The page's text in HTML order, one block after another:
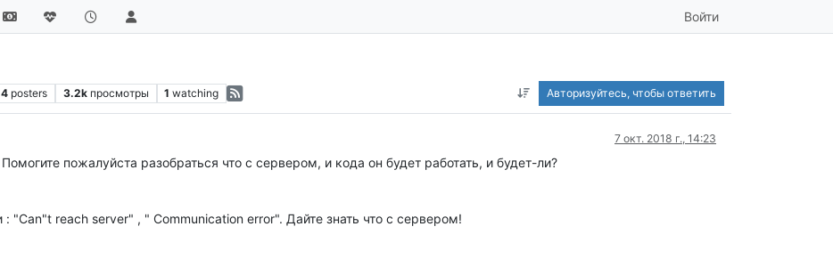
Войти
4 posters 3.2k просмотры 1 watching Авторизуйтесь, чтобы ответить
7 окт. 2018 г., 14:23
пожалуйста разобраться что с сервером, и кода он будет работать, и будет-ли?
"Can"t reach server" , " Communication error". Дайте знать что с сервером!